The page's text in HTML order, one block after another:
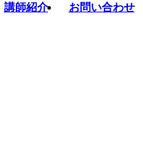
講師紹介 お問い合わせ